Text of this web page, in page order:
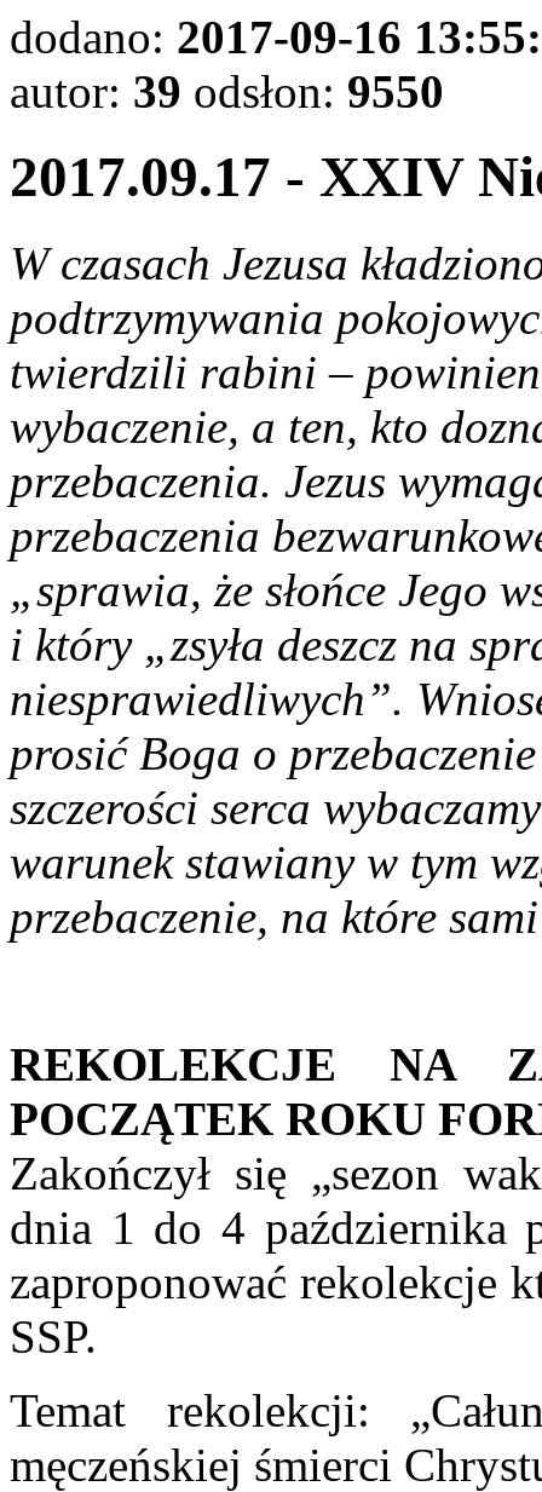
dodano: 2017-09-16
autor: 39 odsłon: 9550
2017.09.17 - XXIV
W czasach Jezusa
podtrzymywania
twierdzili rabini –
wybaczenie, a ten, kto
przebaczenia. Jezus
przebaczenia
„sprawia, że słońce Jego
i który „zsyła deszcz na
niesprawiedliwych”.
prosić Boga o
szczerości serca
warunek stawiany w tym
przebaczenie, na które
REKOLEKCJE NA
POCZĄTEK ROKU
Zakończył się „sezon
dnia 1 do 4 października
zaproponować rekolekcje
SSP.
Temat rekolekcji:
męczeńskiej śmierci